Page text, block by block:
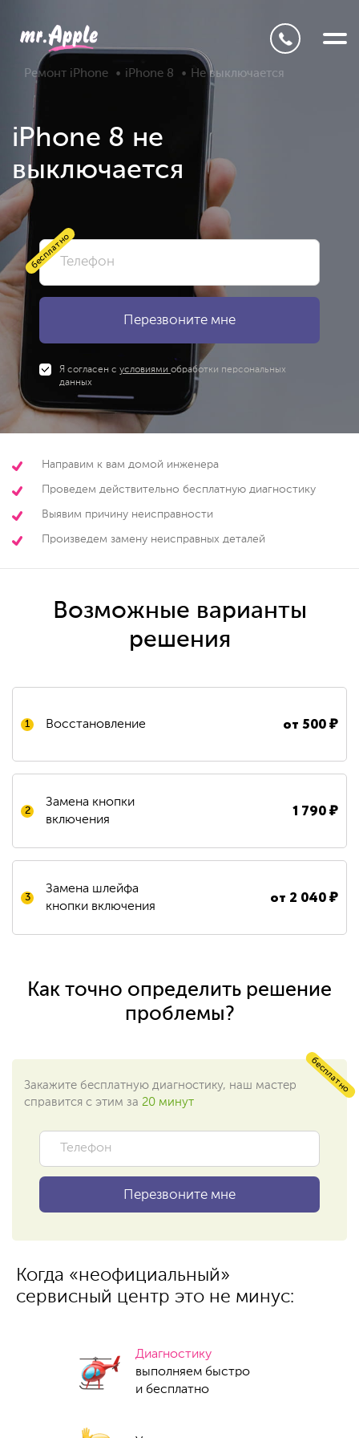
Ремонт iPhone iPhone 8 Не выключается
iPhone 8 не
выключается
бесплатно
Я согласен с условиями обработки персональных
данных
Направим к вам домой инженера
Проведем действительно бесплатную диагностику
Выявим причину неисправности
Произведем замену неисправных деталей
Возможные варианты
решения
1 Восстановление от500₽
2
Замена кнопки
включения
1 790₽
3
Замена шлейфа
кнопки включения
от 2 040₽
Как точно определить решение
проблемы?
бесплатно
Закажите бесплатную диагностику, наш мастер
справится с этим за 20 минут
Когда «неофициальный»
сервисный центр это не минус:
Диагностику
выполняем быстро
и бесплатно